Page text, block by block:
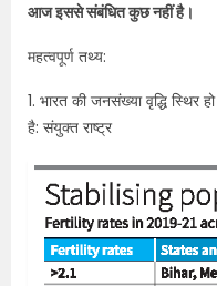
आज इससे संबंधित कुछ नहीं है।
महत्वपूर्ण तथ्य:
1. भारत की जनसंख्या वृद्धि स्थिर
है: संयुक्त राष्ट्र